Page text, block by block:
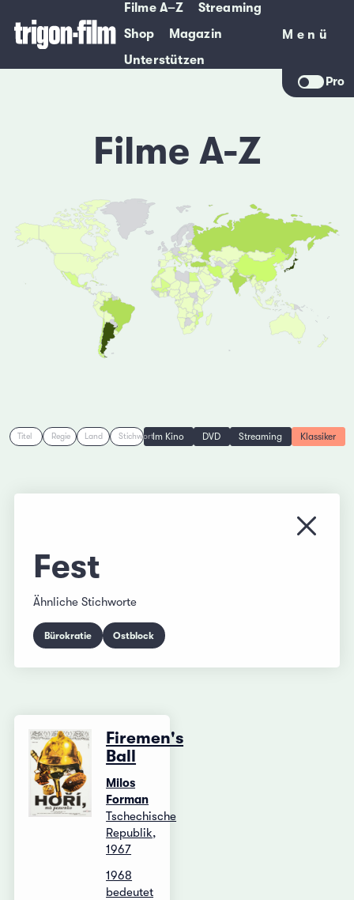
Filme A–Z
Streaming
Shop
Magazin
Unterstützen
Menü
Menü
Pro
Filme A-Z
Titel Regie Land StichwortIm Kino DVD Streaming Klassiker
Menü
Fest
Ähnliche Stichworte
Bürokratie Ostblock
Firemen's
Ball
Milos
Forman
Tschechische
Republik,
1967
1968
bedeutet